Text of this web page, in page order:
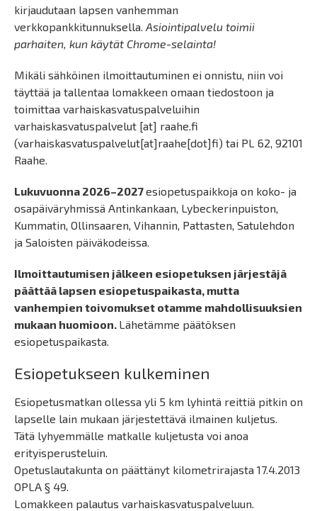
kirjaudutaan lapsen vanhemman
verkkopankkitunnuksella. Asiointipalvelu toimii
parhaiten, kun käytät Chrome-selainta!
Mikäli sähköinen ilmoittautuminen ei onnistu, niin voi
täyttää ja tallentaa lomakkeen omaan tiedostoon ja
toimittaa varhaiskasvatuspalveluihin
varhaiskasvatuspalvelut [at] raahe.fi
(varhaiskasvatuspalvelut[at]raahe[dot]fi) tai PL 62, 92101
Raahe.
Lukuvuonna 2026–2027esiopetuspaikkoja on koko- ja
osapäiväryhmissä Antinkankaan, Lybeckerinpuiston,
Kummatin, Ollinsaaren, Vihannin, Pattasten, Satulehdon
ja Saloisten päiväkodeissa.
Ilmoittautumisen jälkeen esiopetuksen järjestäjä
päättää lapsen esiopetuspaikasta, mutta
vanhempien toivomukset otamme mahdollisuuksien
mukaan huomioon. Lähetämme päätöksen
esiopetuspaikasta.
Esiopetukseen kulkeminen
Esiopetusmatkan ollessa yli 5 km lyhintä reittiä pitkin on
lapselle lain mukaan järjestettävä ilmainen kuljetus.
Tätä lyhyemmälle matkalle kuljetusta voi anoa
erityisperusteluin.
Opetuslautakunta on päättänyt kilometrirajasta 17.4.2013
OPLA § 49.
Lomakkeen palautus varhaiskasvatuspalveluun.